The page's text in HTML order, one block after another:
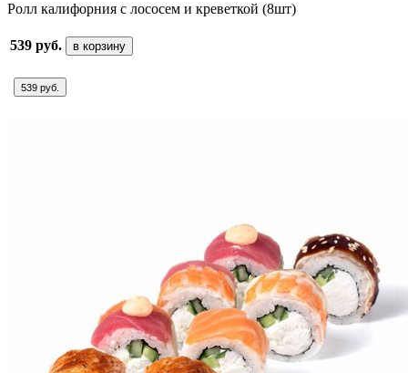
Ролл калифорния с лососем и креветкой (8шт)
539 руб. в корзину
539 руб.